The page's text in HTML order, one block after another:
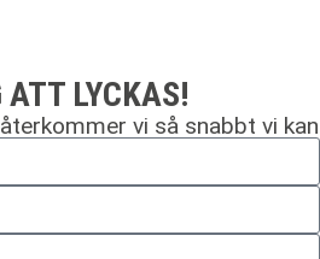
LYCKAS!
vi så snabbt vi kan